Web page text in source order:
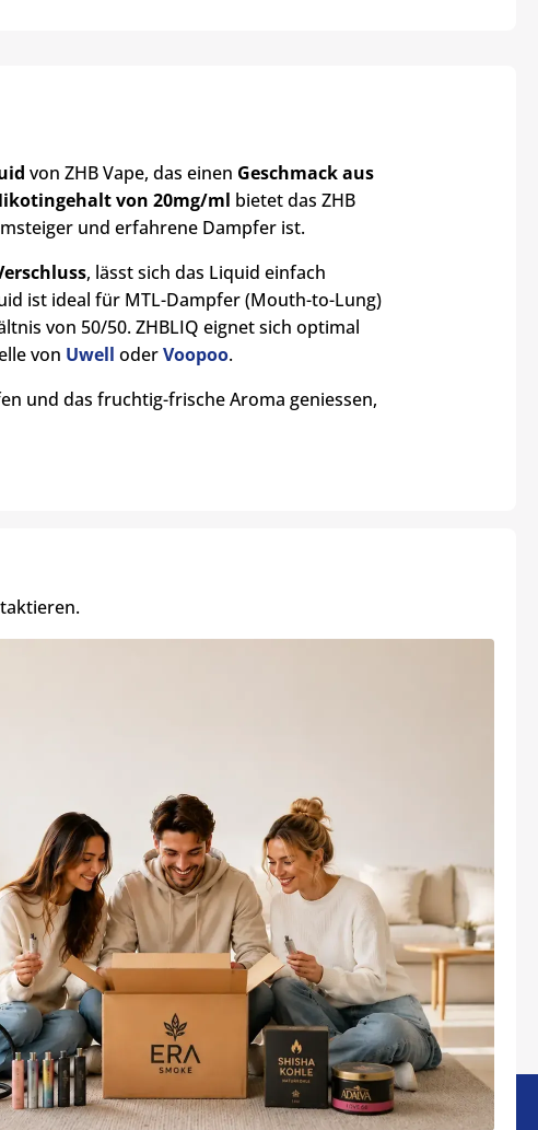
von ZHB Vape, das einen Geschmack aus
von 20mg/ml bietet das ZHB
und erfahrene Dampfer ist.
, lässt sich das Liquid einfach
ist ideal für MTL-Dampfer (Mouth-to-Lung)
von 50/50.ZHBLIQ eignet sich optimal
von Uwell oderVoopoo.
und das fruchtig-frische Aroma geniessen,